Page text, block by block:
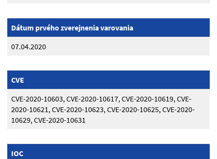
Dátum prvého zverejnenia varovania
07.04.2020
CVE
CVE-2020-10603, CVE-2020-10617, CVE-2020-10619, CVE-
2020-10621, CVE-2020-10623, CVE-2020-10625, CVE-2020-
10629, CVE-2020-10631
IOC